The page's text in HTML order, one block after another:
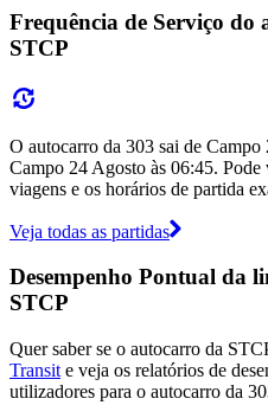
Frequência de Serviço do
STCP
O autocarro da 303 sai de Campo
Campo 24 Agosto às 06:45.
viagens e os horários de partida
Veja todas as partidas
Desempenho Pontual da
STCP
Quer saber se o autocarro da
Transit e veja os relatórios de
utilizadores para o autocarro da